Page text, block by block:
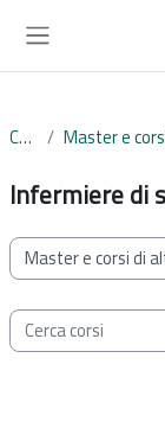
Corsi
Infermiere di
Categorie di corso
Cerca corsi